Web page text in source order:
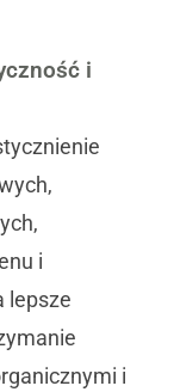
i
i
lepsze
i